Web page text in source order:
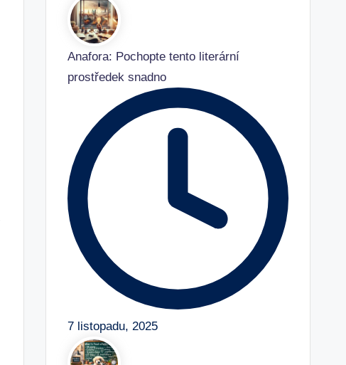
Anafora: Pochopte tento literární
prostředek snadno
7 listopadu, 2025